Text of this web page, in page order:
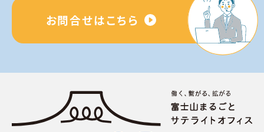
お問合せはこちら